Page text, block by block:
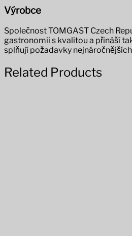
Výrobce
Společnost TOMGAST Czech
gastronomii s kvalitou a přináší
splňují požadavky
Related Products